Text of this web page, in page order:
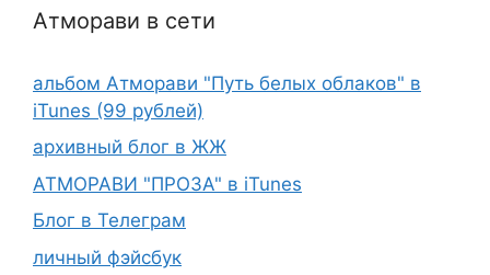
Атморави в сети
альбом Атморави "Путь белых облаков" в
iTunes (99 рублей)
архивный блог в ЖЖ
АТМОРАВИ "ПРОЗА" в iTunes
Блог в Телеграм
личный фэйсбук